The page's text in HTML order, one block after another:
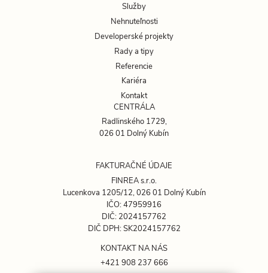
Služby
Nehnuteľnosti
Developerské projekty
Rady a tipy
Referencie
Kariéra
Kontakt
CENTRÁLA
Radlinského 1729,
026 01 Dolný Kubín
FAKTURAČNÉ ÚDAJE
FINREA s.r.o.
Lucenkova 1205/12, 026 01 Dolný Kubín
IČO: 47959916
DIČ: 2024157762
DIČ DPH: SK2024157762
KONTAKT NA NÁS
+421 908 237 666